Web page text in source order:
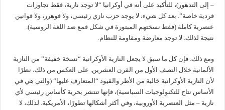
– إلى التدهور)، للتأكيد على أنه في أوكرانيا “لا توجد نازية، فقط تجاوزات
فردية خاصة”. بعد كل شيء، لا يوجد حزب نازي رئيسي، ولا فوهرر، ولا قوانين
عنصرية كاملة (فقط نسختهم المبتورة في شكل قمع ضد اللغة الروسية).
نتيجة لذلك، لا توجد معارضة ومقاومة للنظام.
ومع ذلك، فإن كل ما سبق لا يجعل النازية الأوكرانية “نسخة خفيفة” من النازية
الألمانية خلال النصف الأول من القرن العشرين. على العكس من ذلك، نظرًا
لأن النازية الأوكرانية خالية من الأطر والقيود “المتعارف عليها” (والتي هي في
الأساس نتاج للتكنولوجيات السياسية)، فإنها تنتشر بحرية كأساس رئيسي لأي
نازية – مثل العنصرية الأوروبية، وفي أكثر أشكالها تطورًا، الأمريكية. لذلك، لا